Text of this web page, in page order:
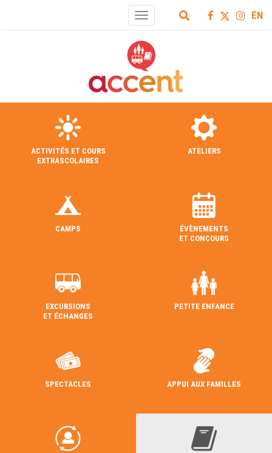
EN
Toggle
navigation
ACTIVITÉS ET COURS
EXTRASCOLAIRES
ATELIERS
CAMPS
ÉVÈNEMENTS
ET CONCOURS
EXCURSIONS
ET ÉCHANGES
PETITE ENFANCE
SPECTACLES APPUI AUX FAMILLES